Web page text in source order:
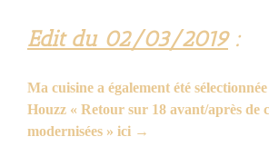
Edit du 02/03/2019:
Ma cuisine a également été
Houzz « Retour sur 18 avant/après de
modernisées » ici →